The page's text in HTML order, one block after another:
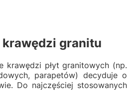
granitu
krawędzi płyt granitowych (np.
parapetów) decyduje o
Do najczęściej stosowanych